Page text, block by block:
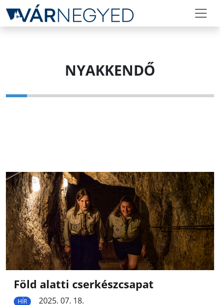
NYAKKENDŐ
Föld alatti cserkészcsapat
HÍR
2025. 07. 18.